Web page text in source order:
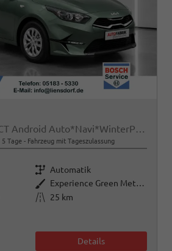
Gold 1.5 T-GDi, DCT Android Auto*Navi*WinterPak*Klimaauto*16"*Kamera*PrivacyGlas*
5 Tage Fahrzeug mit Tageszulassung
Getriebe Automatik
Außenfarbe
Experience Green Metallic
Kilometerstand
25 km
Details